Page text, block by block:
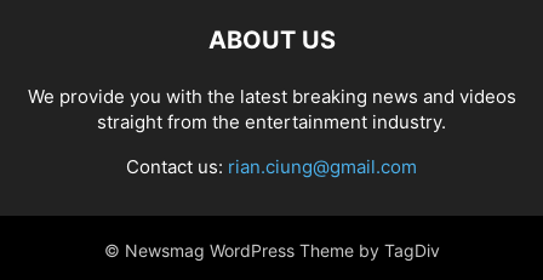
ABOUT US
We provide you with the latest breaking news and videos
straight from the entertainment industry.
Contact us: rian.ciung@gmail.com
© Newsmag WordPress Theme by TagDiv